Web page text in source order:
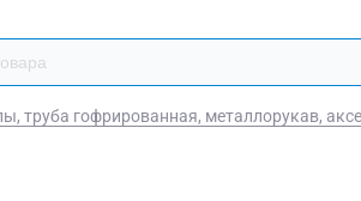
труба гофрированная, металлорукав,